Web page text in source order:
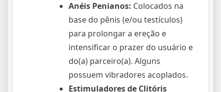
Anéis Penianos: Colocados na
base do pênis (e/ou testículos)
para prolongar a ereção e
intensificar o prazer do usuário e
do(a) parceiro(a). Alguns
possuem vibradores acoplados.
Estimuladores de Clitóris